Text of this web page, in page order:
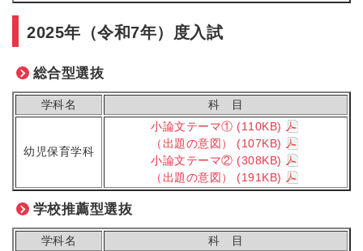
2025年（令和7年）度入試
総合型選抜
学科名 科 目
幼児保育学科
小論文テーマ① (110KB)
（出題の意図）
(107KB)
小論文テーマ② (308KB)
（出題の意図）
(191KB)
学校推薦型選抜
学科名 科 目